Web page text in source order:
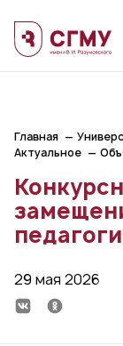
Главная
Актуальное
29 мая 2026